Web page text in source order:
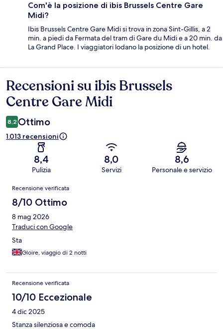
Com'è la posizione di ibis Brussels Centre Gare
Midi?
Ibis Brussels Centre Gare Midi si trova in zona Sint-Gillis, a 2
min. a piedi da Fermata del tram di Gare du Midi e a 20 min. da
La Grand Place. I viaggiatori lodano la posizione di un hotel.
Recensioni
Recensioni su ibis Brussels
Centre Gare Midi
8,2 Ottimo
1.013 recensioni
8,4
Pulizia
8,0
Servizi
8,6
Personale e servizio
Recensioni
Recensione verificata
8/10 Ottimo
8 mag 2026
Traduci con Google
Sta
Gloire, viaggio di 2 notti
Recensione verificata
10/10 Eccezionale
4 dic 2025
Stanza silenziosa e comoda